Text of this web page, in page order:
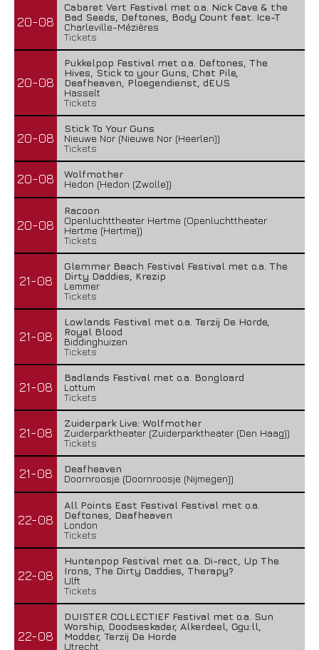
20-08
Cabaret Vert Festival met o.a. Nick Cave & the
Bad Seeds, Deftones, Body Count feat. Ice-T
Charleville-Mézières
Tickets
20-08
Pukkelpop Festival met o.a. Deftones, The
Hives, Stick to your Guns, Chat Pile,
Deafheaven, Ploegendienst, dEUS
Hasselt
Tickets
20-08
Stick To Your Guns
Nieuwe Nor (Nieuwe Nor (Heerlen))
Tickets
20-08
Wolfmother
Hedon (Hedon (Zwolle))
20-08
Racoon
Openluchttheater Hertme (Openluchttheater
Hertme (Hertme))
Tickets
21-08
Glemmer Beach Festival Festival met o.a. The
Dirty Daddies, Krezip
Lemmer
Tickets
21-08
Lowlands Festival met o.a. Terzij De Horde,
Royal Blood
Biddinghuizen
Tickets
21-08
Badlands Festival met o.a. Bongloard
Lottum
Tickets
21-08
Zuiderpark Live: Wolfmother
Zuiderparktheater (Zuiderparktheater (Den Haag))
Tickets
21-08
Deafheaven
Doornroosje (Doornroosje (Nijmegen))
22-08
All Points East Festival Festival met o.a.
Deftones, Deafheaven
London
Tickets
22-08
Huntenpop Festival met o.a. Di-rect, Up The
Irons, The Dirty Daddies, Therapy?
Ulft
Tickets
22-08
DUISTER COLLECTIEF Festival met o.a. Sun
Worship, Doodseskader, Alkerdeel, Ggu:ll,
Modder, Terzij De Horde
Utrecht